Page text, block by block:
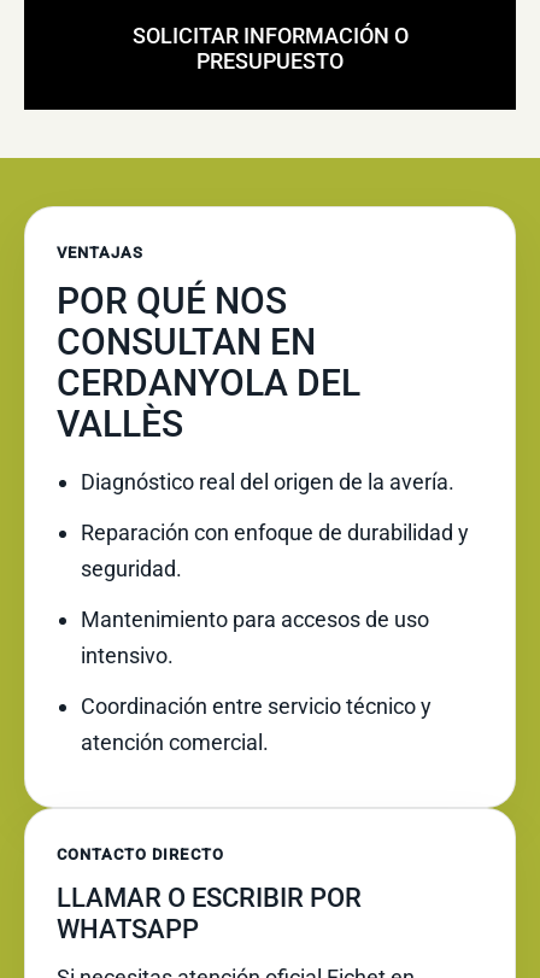
SOLICITAR INFORMACIÓN O
PRESUPUESTO
VENTAJAS
POR QUÉ NOS
CONSULTAN EN
CERDANYOLA DEL
VALLÈS
Diagnóstico real del origen de la avería.
Reparación con enfoque de durabilidad y
seguridad.
Mantenimiento para accesos de uso
intensivo.
Coordinación entre servicio técnico y
atención comercial.
CONTACTO DIRECTO
LLAMAR O ESCRIBIR POR
WHATSAPP